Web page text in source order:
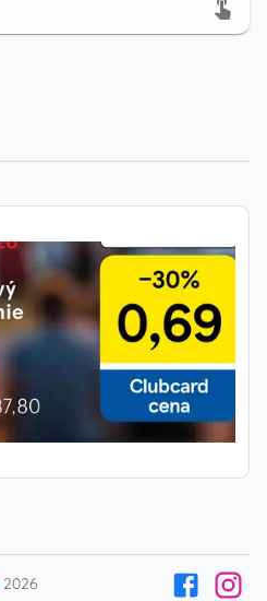
2026